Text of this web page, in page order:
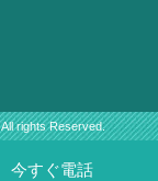
今すぐ電話
rights Reserved.